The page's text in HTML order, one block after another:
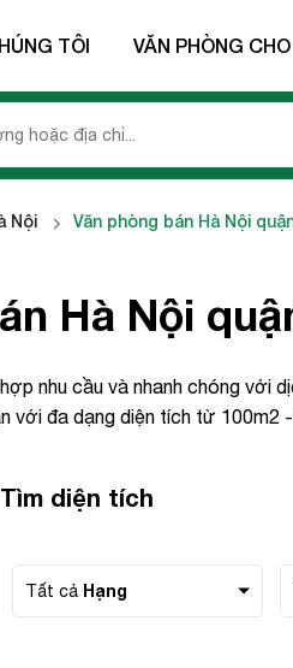
TÔI VĂN PHÒNG
Nội Văn phòng bán Hà Nội
Hà Nội
nhu cầu và nhanh chóng với
với đa dạng diện tích từ
Tìm diện tích
Tất cả Hạng